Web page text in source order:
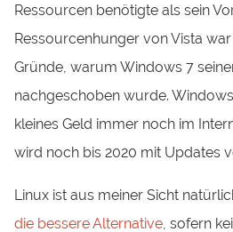
Ressourcen benötigte als sein
Ressourcenhunger von Vista
Gründe, warum Windows 7
nachgeschoben wurde.
kleines Geld immer noch im
wird noch bis 2020 mit Updates
Linux ist aus meiner Sicht
die bessere Alternative, sofern